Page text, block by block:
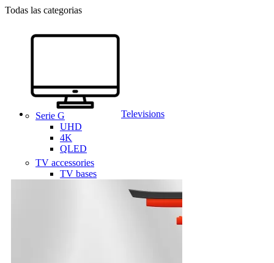
Todas las categorias
Televisions
Serie G
UHD
4K
QLED
TV accessories
TV bases